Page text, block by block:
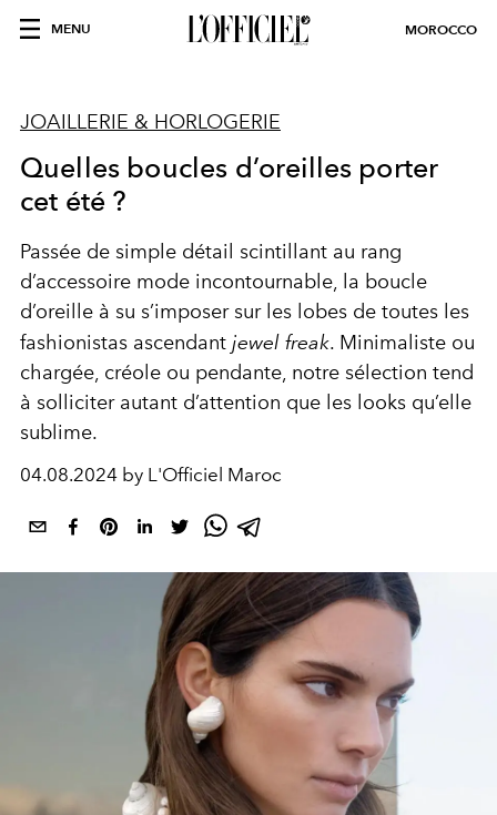
MENU MOROCCO
JOAILLERIE & HORLOGERIE
Quelles boucles d’oreilles porter
cet été ?
Passée de simple détail scintillant au rang
d’accessoire mode incontournable, la boucle
d’oreille à su s’imposer sur les lobes de toutes les
fashionistas ascendant jewel freak. Minimaliste ou
chargée, créole ou pendante, notre sélection tend
à solliciter autant d’attention que les looks qu’elle
sublime.
04.08.2024 by L'Officiel Maroc